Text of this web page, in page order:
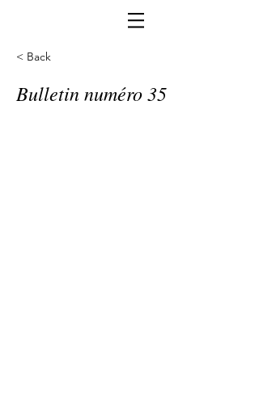
< Back
Bulletin numéro 35